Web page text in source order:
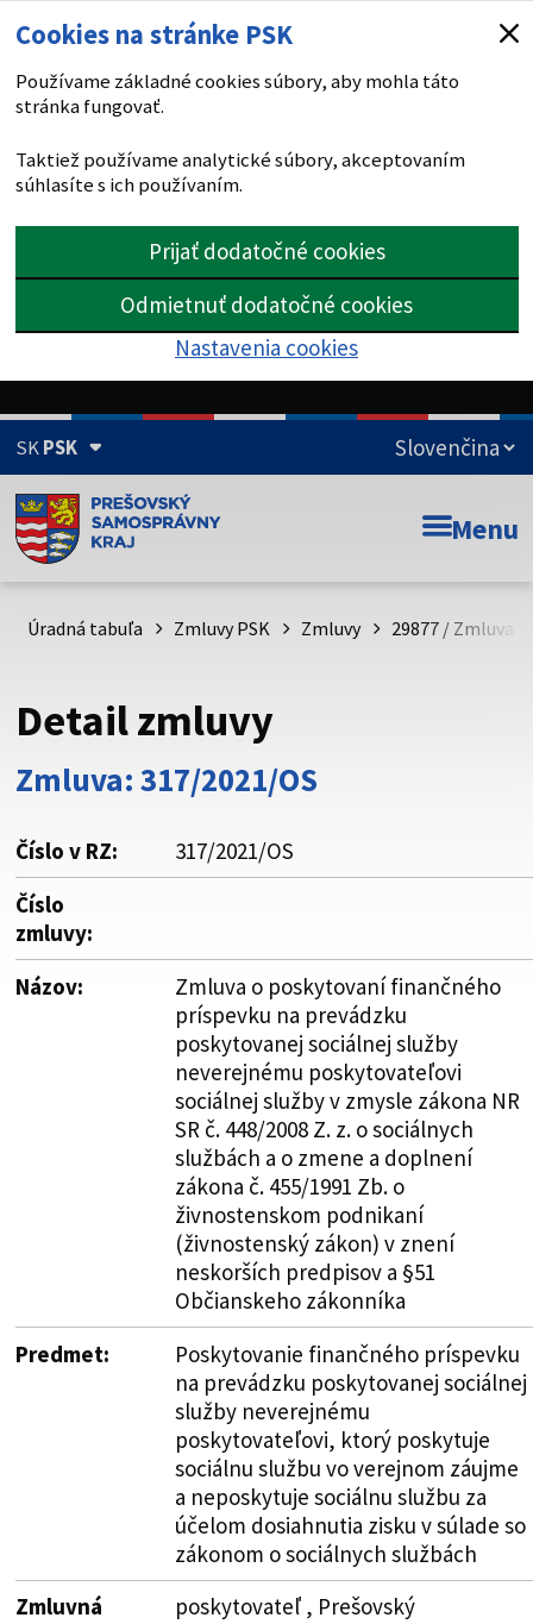
Cookies na stránke PSK
Používame základné cookies súbory, aby mohla táto
stránka fungovať.
Taktiež používame analytické súbory, akceptovaním
súhlasíte s ich používaním.
Prijať dodatočné cookies
Odmietnuť dodatočné cookies
Nastavenia cookies
SKPSK
Doména psk.sk je oficiálna
Toto je oficiálna webová stránka Prešovského
psk.sk.
Buďte pozorní a vždy sa uistite, že zdieľate informácie iba
cez zabezpečenú webovú stránku. Zabezpečená stránka
vždy začína https:// pred názvom domény webového sídla.
Menu
Úradná tabuľa Zmluvy PSK Zmluvy 29877 / Zmluva
Detail zmluvy
Zmluva: 317/2021/OS
Číslo v RZ:
317/2021/OS
Číslo
zmluvy:
Názov:
Zmluva o poskytovaní finančného
príspevku na prevádzku
poskytovanej sociálnej služby
neverejnému poskytovateľovi
sociálnej služby v zmysle zákona NR
SR č. 448/2008 Z. z. o sociálnych
službách a o zmene a doplnení
zákona č. 455/1991 Zb. o
živnostenskom podnikaní
(živnostenský zákon) v znení
neskorších predpisov a §51
Občianskeho zákonníka
Predmet:
Poskytovanie finančného príspevku
na prevádzku poskytovanej sociálnej
služby neverejnému
poskytovateľovi, ktorý poskytuje
sociálnu službu vo verejnom záujme
a neposkytuje sociálnu službu za
účelom dosiahnutia zisku v súlade so
zákonom o sociálnych službách
Zmluvná
poskytovateľ , Prešovský